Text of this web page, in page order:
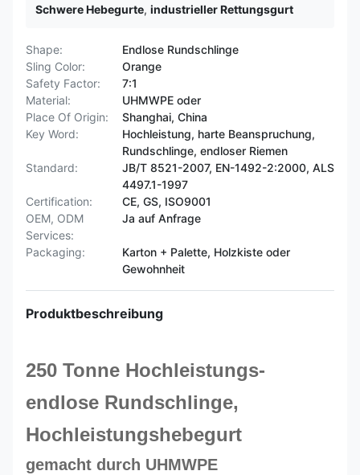
Schwere Hebegurte, industrieller Rettungsgurt
Shape:
Endlose Rundschlinge
Sling Color:
Orange
Safety Factor:
7:1
Material:
UHMWPE oder
Place Of Origin:
Shanghai, China
Key Word:
Hochleistung, harte Beanspruchung,
Rundschlinge, endloser Riemen
Standard:
JB/T 8521-2007, EN-1492-2:2000, ALS
4497.1-1997
Certification:
CE, GS, ISO9001
OEM, ODM
Services:
Ja auf Anfrage
Packaging:
Karton + Palette, Holzkiste oder
Gewohnheit
Produktbeschreibung
250 Tonne Hochleistungs-
endlose Rundschlinge,
Hochleistungshebegurt
gemacht durch UHMWPE